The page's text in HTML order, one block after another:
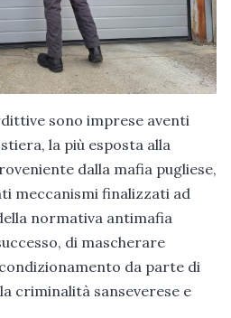
sono imprese aventi
la più esposta alla
dalla mafia pugliese,
meccanismi finalizzati ad
normativa antimafia
di mascherare
da parte di
criminalità sanseverese e